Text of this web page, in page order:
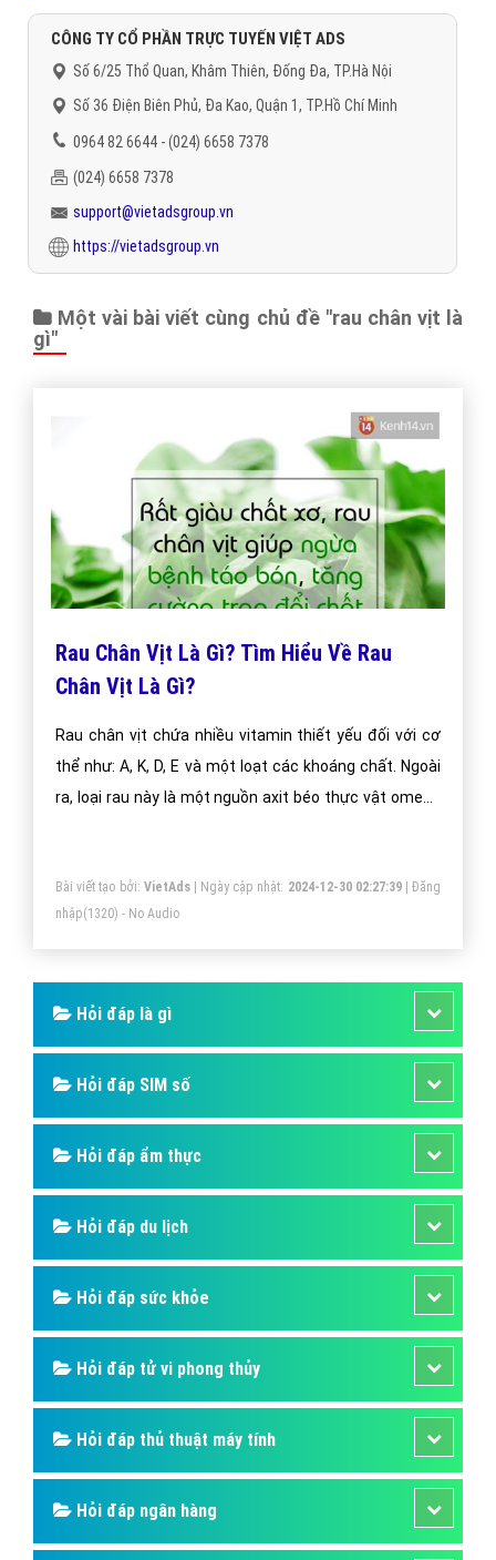
CÔNG TY CỔ PHẦN TRỰC TUYẾN VIỆT ADS
Số 6/25 Thổ Quan, Khâm Thiên, Đống Đa, TP.Hà Nội
Số 36 Điện Biên Phủ, Đa Kao, Quận 1, TP.Hồ Chí Minh
0964 82 6644 - (024) 6658 7378
(024) 6658 7378
support@vietadsgroup.vn
https://vietadsgroup.vn
Một vài bài viết cùng chủ đề "rau chân vịt là
gì"
Rau Chân Vịt Là Gì? Tìm Hiểu Về Rau
Chân Vịt Là Gì?
Rau chân vịt chứa nhiều vitamin thiết yếu đối với cơ
thể như: A, K, D, E và một loạt các khoáng chất. Ngoài
ra, loại rau này là một nguồn axit béo thực vật omega
Bài viết tạo bởi: VietAds| Ngày cập nhật: 2024-12-30 02:27:39|Đăng
nhập(1320) - No Audio
Hỏi đáp là gì
Hỏi đáp SIM số
Hỏi đáp ẩm thực
Hỏi đáp du lịch
Hỏi đáp sức khỏe
Hỏi đáp tử vi phong thủy
Hỏi đáp thủ thuật máy tính
Hỏi đáp ngân hàng